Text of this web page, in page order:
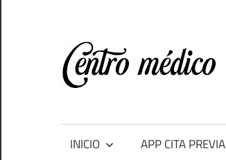
contenido
INICIO APP CITA PREVIA